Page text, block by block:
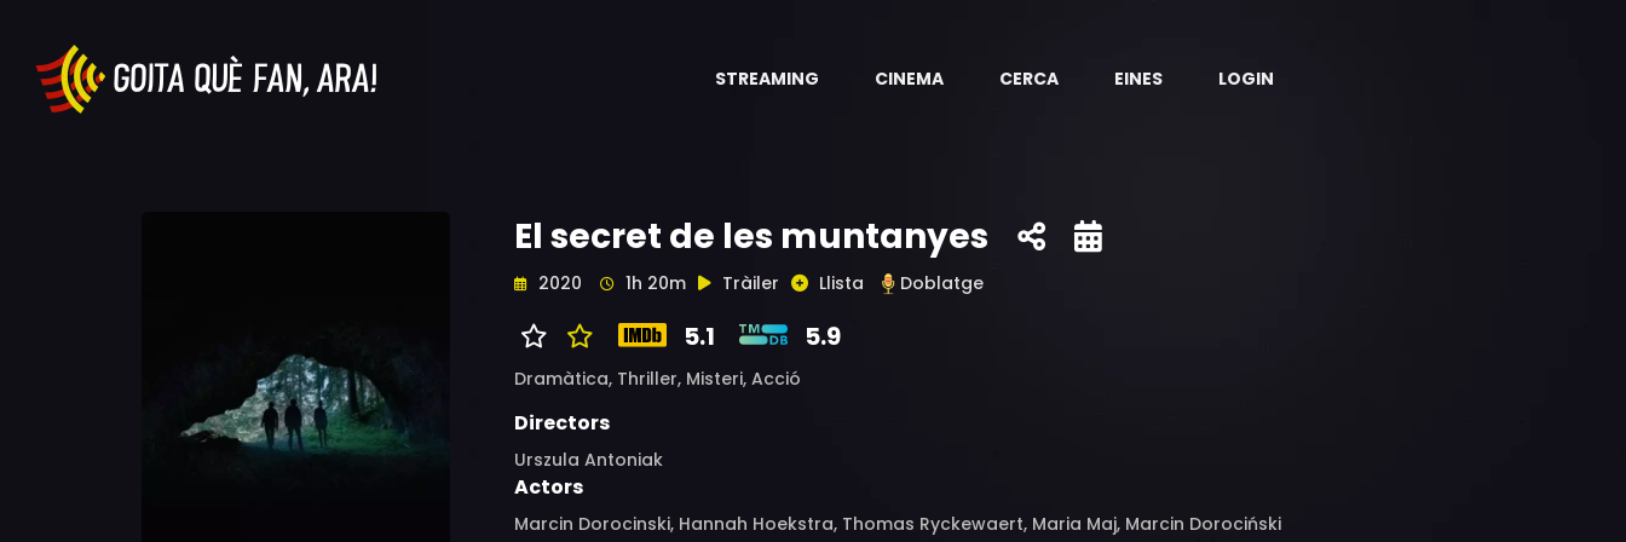
STREAMING CINEMA CERCA EINES LOGIN
El secret de les muntanyes
2020 1h 20m Tràiler Llista Doblatge
5.1 5.9
Dramàtica, Thriller, Misteri, Acció
Directors
Urszula Antoniak
Actors
Marcin Dorocinski, Hannah Hoekstra, Thomas Ryckewaert, Maria Maj, Marcin Dorociński